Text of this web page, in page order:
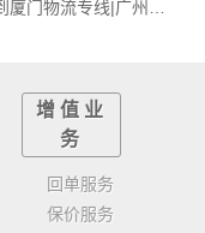
广州到厦门物流专线|广州至厦门货运公司
增值业
务
回单服务
保价服务